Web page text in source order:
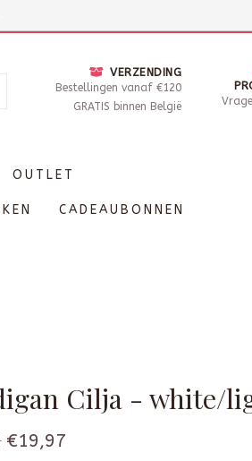
Dinsdag - Zaterdag open van 10 -
VERZENDING
Bestellingen vanaf €120
GRATIS binnen België
OUTLET
CADEAUBONNEN
Cilja - white/
€19,97